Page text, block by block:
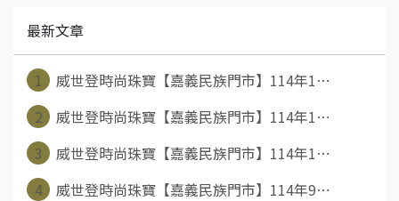
最新文章
1
威世登時尚珠寶【嘉義民族門市】114年1⋯
2
威世登時尚珠寶【嘉義民族門市】114年1⋯
3
威世登時尚珠寶【嘉義民族門市】114年1⋯
4
威世登時尚珠寶【嘉義民族門市】114年9⋯